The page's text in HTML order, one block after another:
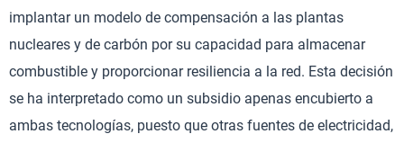
implantar un modelo de compensación a las plantas
nucleares y de carbón por su capacidad para almacenar
combustible y proporcionar resiliencia a la red. Esta decisión
se ha interpretado como un subsidio apenas encubierto a
ambas tecnologías, puesto que otras fuentes de electricidad,